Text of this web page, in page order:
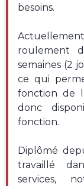
besoins.
roulement
semaines (2
ce qui
fonction de
donc
fonction.
Diplômé
travaillé
services,